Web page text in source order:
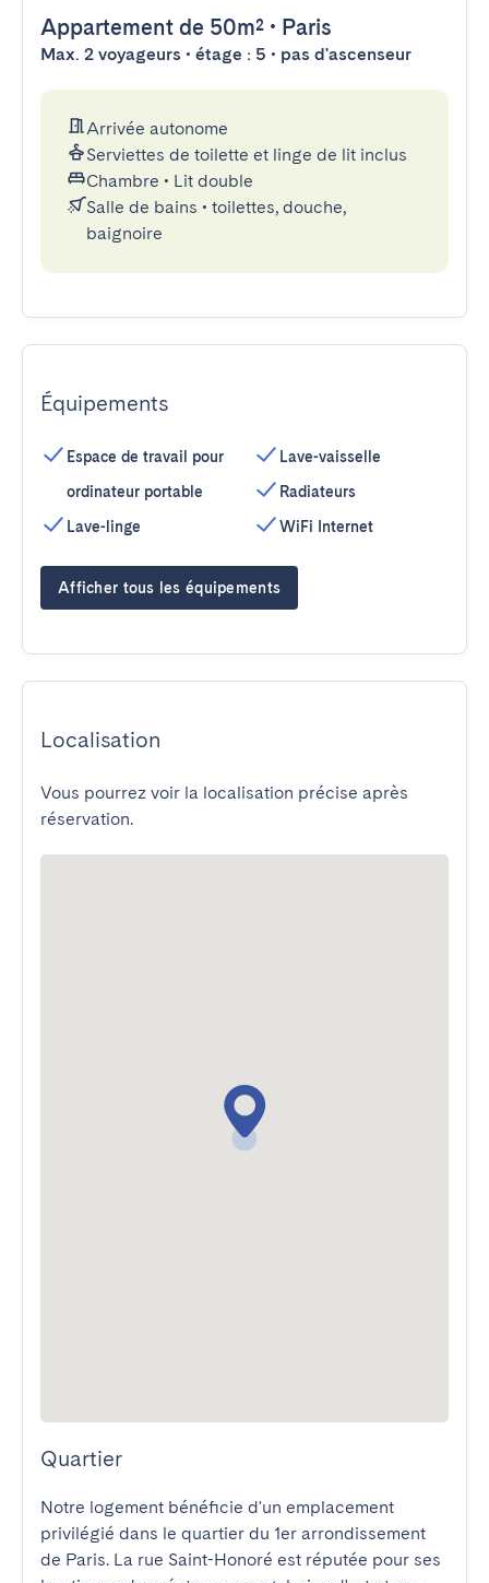
Appartement de 50m² • Paris
Max. 2 voyageurs • étage : 5 • pas d'ascenseur
Arrivée autonome
Serviettes de toilette et linge de lit inclus
Chambre • Lit double
Salle de bains • toilettes, douche,
baignoire
Équipements
Espace de travail pour
ordinateur portable
Lave-linge
Lave-vaisselle
Radiateurs
WiFi Internet
Afficher tous les équipements
Localisation
Vous pourrez voir la localisation précise après
réservation.
Quartier
Notre logement bénéficie d'un emplacement
privilégié dans le quartier du 1er arrondissement
de Paris. La rue Saint-Honoré est réputée pour ses